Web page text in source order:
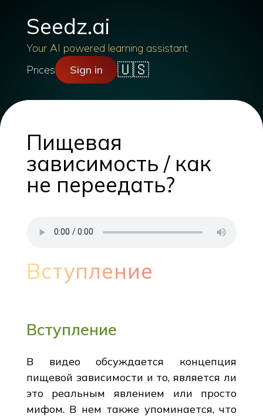
Seedz.ai
Your AI powered learning assistant
Prices
Sign in 🇺🇸
Пищевая
зависимость / как
не переедать?
Вступление
Вступление
В видео обсуждается концепция
пищевой зависимости и то, является ли
это реальным явлением или просто
мифом. В нем также упоминается, что